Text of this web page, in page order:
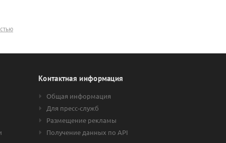
Контактная информация
Общая информация
Для пресс-служб
Размещение рекламы
Получение данных по API